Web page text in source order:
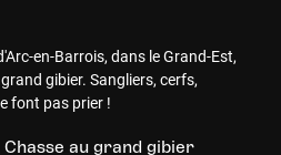
en-Barrois, dans le Grand-Est,
gibier. Sangliers, cerfs,
font pas prier !
Chasse au grand gibier